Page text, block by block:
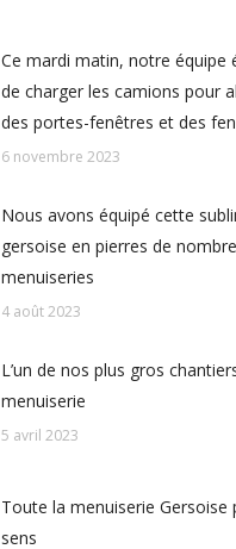
Ce mardi matin, notre équipe
de charger les camions pour
des portes-fenêtres et des
6 novembre 2023
Nous avons équipé cette
gersoise en pierres de
menuiseries
4 août 2023
L’un de nos plus gros
menuiserie
5 avril 2023
Toute la menuiserie Gersoise
sens